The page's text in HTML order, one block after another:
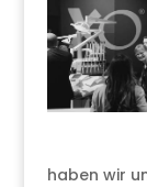
haben wir